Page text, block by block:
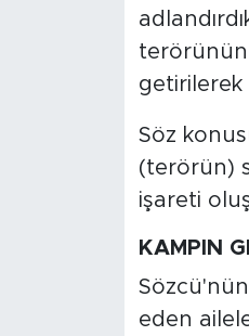
terörünün
Söz
(terörün)
işareti
KAMPIN
eden
ALINTI YAZARLAR